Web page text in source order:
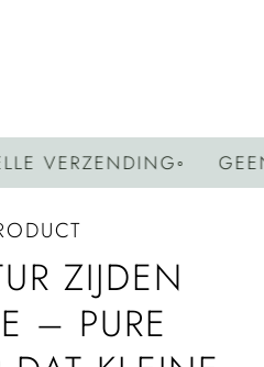
◦ GEEN
ZIJDEN
– PURE